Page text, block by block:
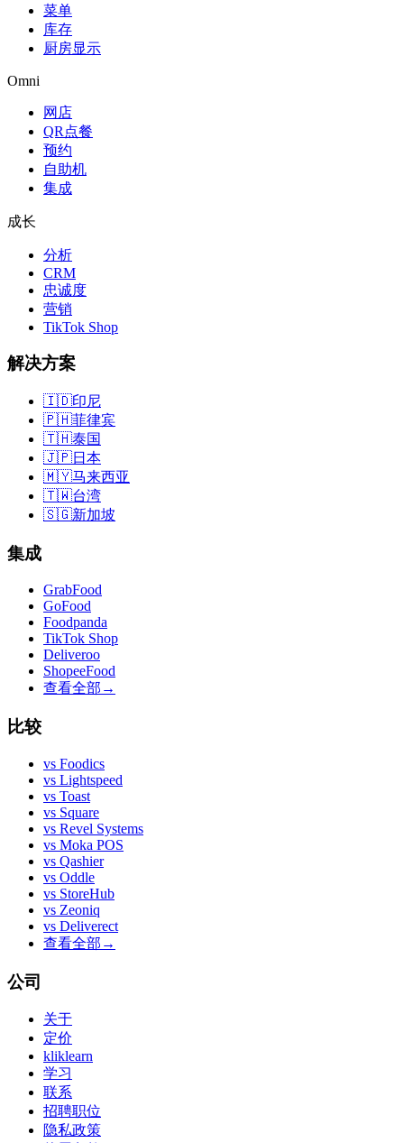
菜单
库存
厨房显示
Omni
网店
QR点餐
预约
自助机
集成
成长
分析
CRM
忠诚度
营销
TikTok Shop
解决方案
🇮🇩印尼
🇵🇭菲律宾
🇹🇭泰国
🇯🇵日本
🇲🇾马来西亚
🇹🇼台湾
🇸🇬新加坡
集成
GrabFood
GoFood
Foodpanda
TikTok Shop
Deliveroo
ShopeeFood
查看全部 →
比较
vs Foodics
vs Lightspeed
vs Toast
vs Square
vs Revel Systems
vs Moka POS
vs Qashier
vs Oddle
vs StoreHub
vs Zeoniq
vs Deliverect
查看全部 →
公司
关于
定价
kliklearn
学习
联系
招聘职位
隐私政策